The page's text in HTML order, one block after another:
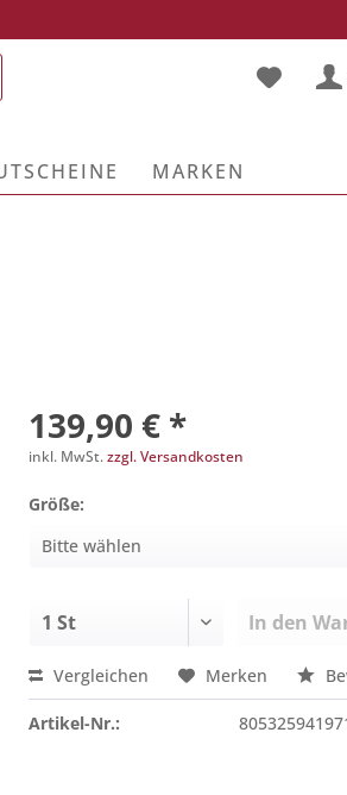
MARKEN
139,90 € *
inkl. MwSt.zzgl. Versandkosten
Größe:
In den
Vergleichen Merken
Artikel-Nr.: